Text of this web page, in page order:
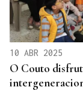
10 ABR 2025
O Couto